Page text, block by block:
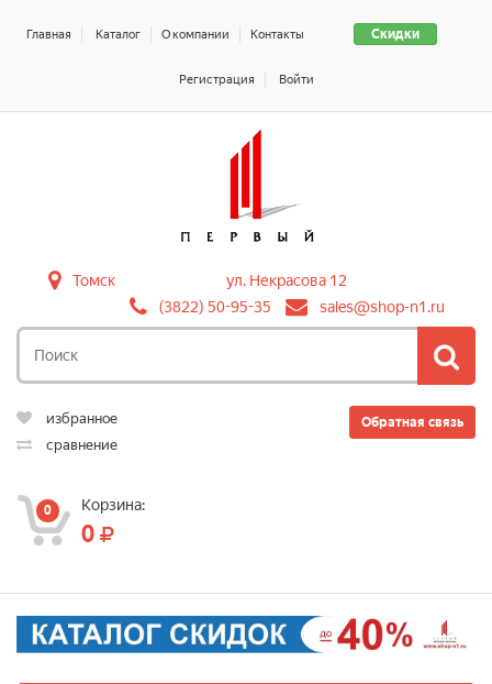
Скидки
Главная Каталог О компании Контакты
Регистрация Войти
Томск
ул. Некрасова 12
(3822) 50-95-35
sales@shop-n1.ru
Обратная связь
избранное
сравнение
0 Корзина:
0